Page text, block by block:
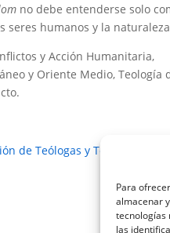
Para
almacenar
tecnologías
las
no debe entenderse solo
seres humanos y la
y Acción Humanitaria,
y Oriente Medio, Teología
de Teólogas y Teólogos Juan